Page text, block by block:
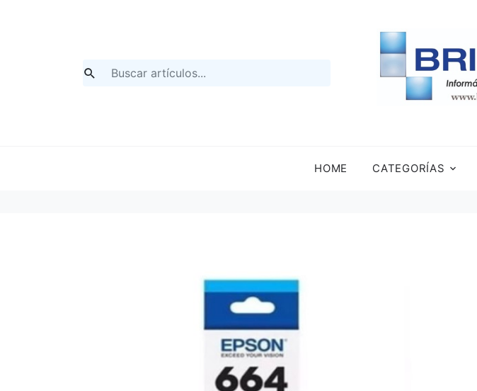
HOME CATEGORÍAS